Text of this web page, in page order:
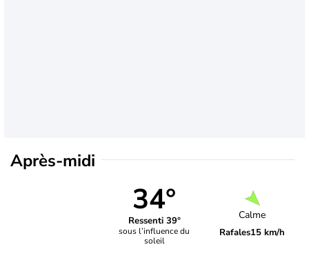
Après-midi
34°
Ressenti 39°
sous l’influence du
soleil
Calme
Rafales15 km/h